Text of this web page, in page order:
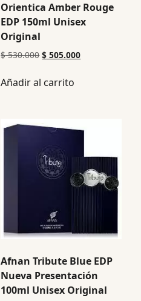
Orientica Amber Rouge
EDP 150ml Unisex
Original
$530.000 $ 505.000
Añadir al carrito
Afnan Tribute Blue EDP
Nueva Presentación
100ml Unisex Original